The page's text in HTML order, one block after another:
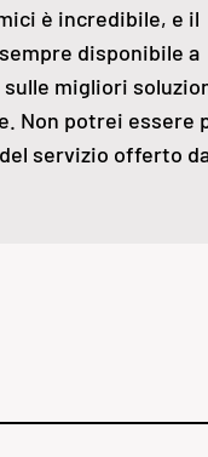
è incredibile, e il
disponibile a
migliori
Non potrei essere
servizio offerto